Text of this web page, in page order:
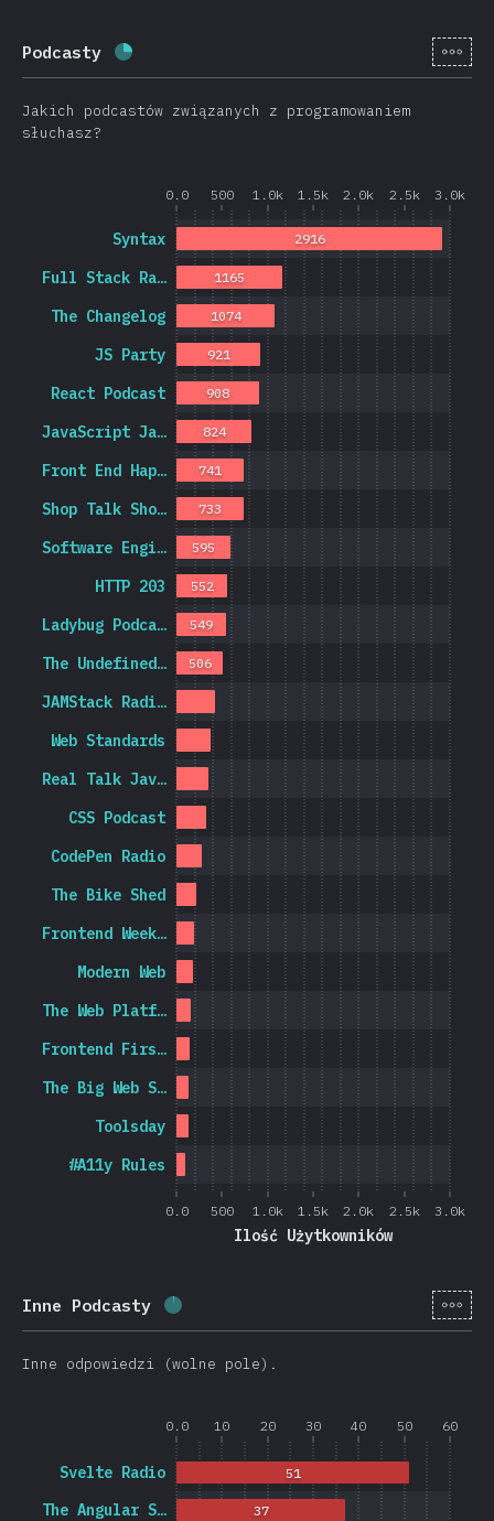
Podcasty Procent ukończenia: [pl-
Jakich podcastów związanych z programowaniem
słuchasz?
0.0 500 1.0k 1.5k 2.0k 2.5k 3.0k
0.0 500 1.0k 1.5k 2.0k 2.5k 3.0k
Ilość Użytkowników
#A11y Rules
Toolsday
The Big Web S…
Frontend Firs…
The Web Platf…
Modern Web
Frontend Week…
The Bike Shed
CodePen Radio
CSS Podcast
Real Talk Jav…
Web Standards
JAMStack Radi…
The Undefined…
Ladybug Podca…
HTTP 203
Software Engi…
Shop Talk Sho…
Front End Hap…
JavaScript Ja…
React Podcast
JS Party
The Changelog
Full Stack Ra…
Syntax
506
549
552
595
733
741
824
908
921
1074
1165
2916
Inne Podcasty Procent ukończenia: 442)
[pl-
Inne odpowiedzi (wolne pole).
0.0 10 20 30 40 50 60
The Angular S…
Svelte Radio
37
51